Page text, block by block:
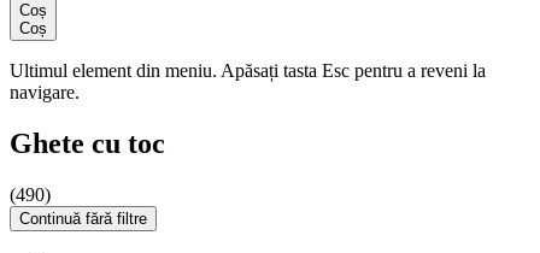
Coș
Coș
Ultimul element din meniu. Apăsați tasta Esc pentru a reveni la
navigare.
Ghete cu toc
(490)
Continuă fără filtre